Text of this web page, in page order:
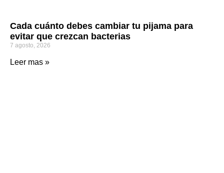
Cada cuánto debes cambiar tu pijama para
evitar que crezcan bacterias
7 agosto, 2026
Leer mas »